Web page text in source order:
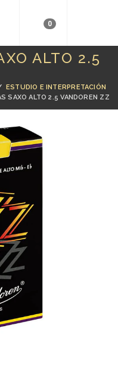
0
ALTO 2.5
ESTUDIO E INTERPRETACIÓN
SAXO ALTO 2.5 VANDOREN ZZ